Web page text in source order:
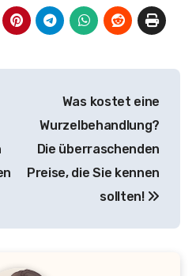
Was kostet eine
Wurzelbehandlung?
Die überraschenden
Preise, die Sie kennen
sollten!